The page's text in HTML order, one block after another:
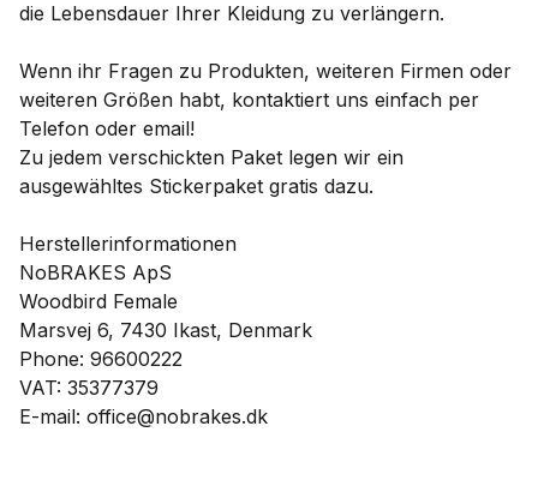
die Lebensdauer Ihrer Kleidung zu verlängern.
Wenn ihr Fragen zu Produkten, weiteren Firmen oder
weiteren Größen habt, kontaktiert uns einfach per
Telefon oder email!
Zu jedem verschickten Paket legen wir ein
ausgewähltes Stickerpaket gratis dazu.
Herstellerinformationen
NoBRAKES ApS
Woodbird Female
Marsvej 6, 7430 Ikast, Denmark
Phone: 96600222
VAT: 35377379
E-mail: office@nobrakes.dk